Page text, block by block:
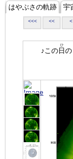
はやぶさの軌跡 宇
<<< << <
♪この日
ひ
の